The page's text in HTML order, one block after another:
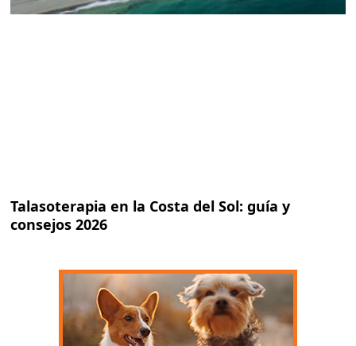
Talasoterapia en la Costa del Sol: guía y
consejos 2026